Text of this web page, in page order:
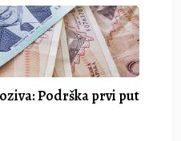
Podrška prvi put